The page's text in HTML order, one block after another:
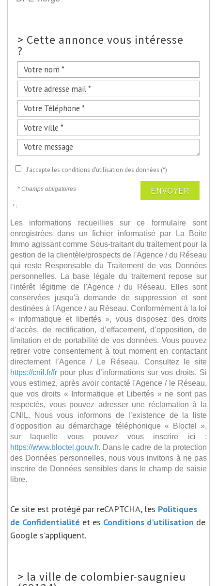
> Cette annonce vous intéresse
?
J'accepte les conditions d'utilisation des données (*)
* Champs obligatoires ENVOYER
* :
Les informations recueillies sur ce formulaire sont
enregistrées dans un fichier informatisé par La Boite
Immo agissant comme Sous-traitant du traitement pour la
gestion de la clientèle/prospects de l'Agence / du Réseau
qui reste Responsable du Traitement de vos Données
personnelles. La base légale du traitement repose sur
l'intérêt légitime de l'Agence / du Réseau. Elles sont
conservées jusqu'à demande de suppression et sont
destinées à l'Agence / au Réseau. Conformément à la loi
« informatique et libertés », vous disposez des droits
d’accès, de rectification, d’effacement, d’opposition, de
limitation et de portabilité de vos données. Vous pouvez
retirer votre consentement à tout moment en contactant
directement l’Agence / Le Réseau. Consultez le site
https://cnil.fr/fr pour plus d’informations sur vos droits. Si
vous estimez, après avoir contacté l'Agence / le Réseau,
que vos droits « Informatique et Libertés » ne sont pas
respectés, vous pouvez adresser une réclamation à la
CNIL. Nous vous informons de l’existence de la liste
d'opposition au démarchage téléphonique « Bloctel »,
sur laquelle vous pouvez vous inscrire ici :
https://www.bloctel.gouv.fr. Dans le cadre de la protection
des Données personnelles, nous vous invitons à ne pas
inscrire de Données sensibles dans le champ de saisie
libre.
Ce site est protégé par reCAPTCHA, les Politiques
de Confidentialité et es Conditions d'utilisation de
Google s'appliquent.
> la ville de colombier-saugnieu